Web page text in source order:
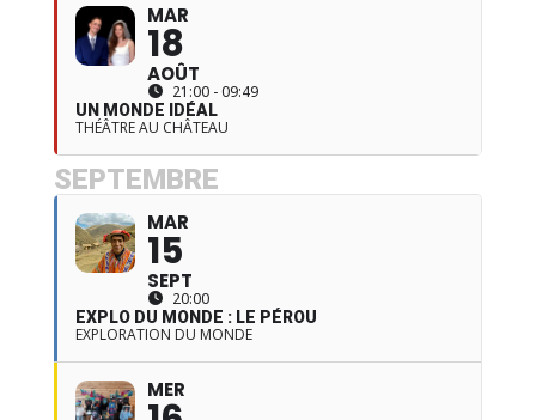
MAR
18
AOÛT
21:00 - 09:49
UN MONDE IDÉAL
THÉÂTRE AU CHÂTEAU
SEPTEMBRE
MAR
15
SEPT
20:00
EXPLO DU MONDE : LE PÉROU
EXPLORATION DU MONDE
MER